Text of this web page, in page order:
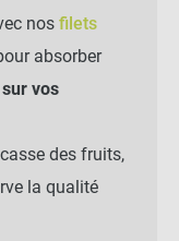
nos filets
absorber
vos
des fruits,
la qualité